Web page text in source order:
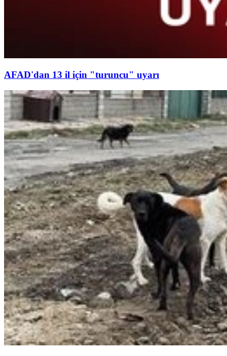
AFAD'dan 13 il için "turuncu" uyarı